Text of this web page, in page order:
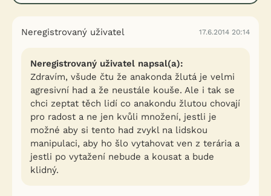
Neregistrovaný uživatel 17.6.2014 20:14
Neregistrovaný uživatel napsal(a):
Zdravím, všude čtu že anakonda žlutá je velmi
agresivní had a že neustále kouše. Ale i tak se
chci zeptat těch lidí co anakondu žlutou chovají
pro radost a ne jen kvůli množení, jestli je
možné aby si tento had zvykl na lidskou
manipulaci, aby ho šlo vytahovat ven z terária a
jestli po vytažení nebude a kousat a bude
klidný.